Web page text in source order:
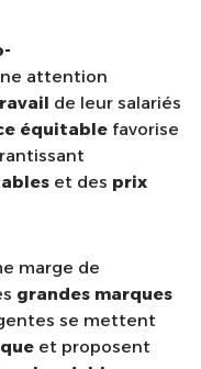
attention
de leur salariés
équitable favorise
et des prix
marge de
grandes marques
se mettent
et proposent